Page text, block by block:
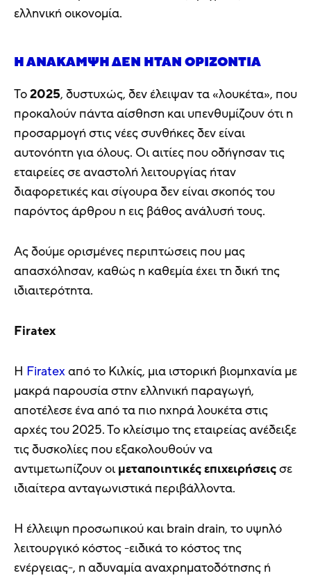
ελληνική οικονομία.
Η ΑΝΆΚΑΜΨΗ ΔΕΝ ΉΤΑΝ ΟΡΙΖΌΝΤΙΑ
Το2025, δυστυχώς, δεν έλειψαν τα «λουκέτα», που
προκαλούν πάντα αίσθηση και υπενθυμίζουν ότι η
προσαρμογή στις νέες συνθήκες δεν είναι
αυτονόητη για όλους. Οι αιτίες που οδήγησαν τις
εταιρείες σε αναστολή λειτουργίας ήταν
διαφορετικές και σίγουρα δεν είναι σκοπός του
παρόντος άρθρου η εις βάθος ανάλυσή τους.
Ας δούμε ορισμένες περιπτώσεις που μας
απασχόλησαν, καθώς η καθεμία έχει τη δική της
ιδιαιτερότητα.
Firatex
Η Firatexαπό το Κιλκίς, μια ιστορική βιομηχανία με
μακρά παρουσία στην ελληνική παραγωγή,
αποτέλεσε ένα από τα πιο ηχηρά λουκέτα στις
αρχές του 2025. Το κλείσιμο της εταιρείας ανέδειξε
τις δυσκολίες που εξακολουθούν να
αντιμετωπίζουν οι μεταποιητικέςεπιχειρήσειςσε
ιδιαίτερα ανταγωνιστικά περιβάλλοντα.
Η έλλειψη προσωπικού και brain drain, το υψηλό
λειτουργικό κόστος -ειδικά το κόστος της
ενέργειας-, η αδυναμία αναχρηματοδότησης ή